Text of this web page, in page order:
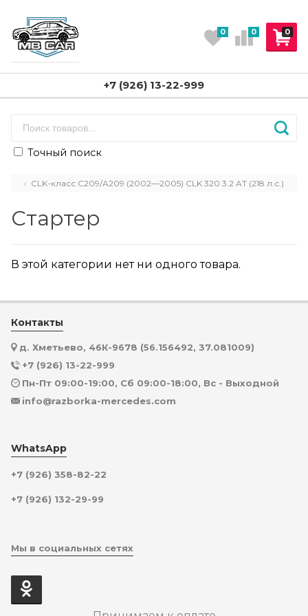
0
0 0
+7 (926) 13-22-999
Точный поиск
CLK-класс C209/A209 (2002—2005) CLK 320 3.2 AT (218 л.с.)
Стартер
В этой категории нет ни одного товара.
Контакты
д. Хметьево, 46К-9678 (56.156492, 37.081009)
+7 (926) 13-22-999
Пн-Пт 09:00-19:00, Сб 09:00-18:00, Вс - Выходной
info@razborka-mercedes.com
WhatsApp
+7 (926) 358-82-22
+7 (926) 132-29-99
Мы в социальных сетях